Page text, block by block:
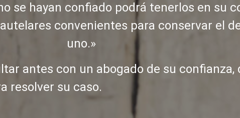
se hayan confiado podrá tenerlos en su
convenientes para conservar el
uno.»
antes con un abogado de su confianza,
resolver su caso.